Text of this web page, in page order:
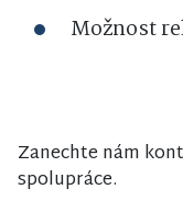
Možnost
Zanechte nám
spolupráce.